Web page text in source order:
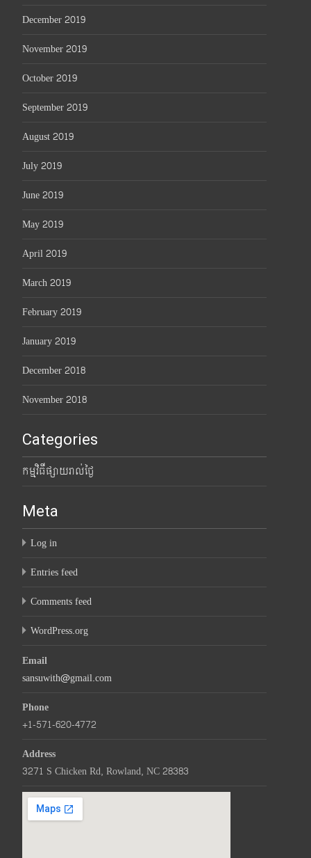
December 2019
November 2019
October 2019
September 2019
August 2019
July 2019
June 2019
May 2019
April 2019
March 2019
February 2019
January 2019
December 2018
November 2018
Categories
កម្មវិធីផ្សាយរាល់ថ្ងៃ
Meta
Log in
Entries feed
Comments feed
WordPress.org
Email
sansuwith@gmail.com
Phone
+1-571-620-4772
Address
3271 S Chicken Rd, Rowland, NC 28383